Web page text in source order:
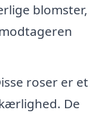
blomster,
roser er et
De